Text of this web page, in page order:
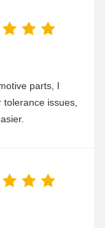
parts, I
issues,